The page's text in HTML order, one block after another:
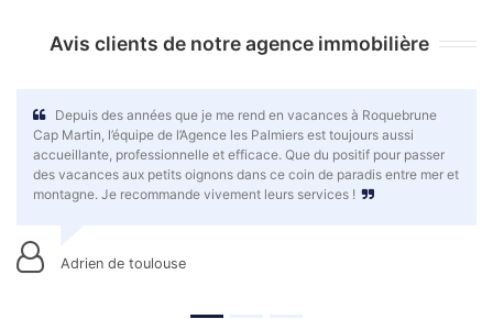
Avis clients de notre agence immobilière
Depuis des années que je me rend en vacances à Roquebrune
Cap Martin, l’équipe de l’Agence les Palmiers est toujours aussi
accueillante, professionnelle et efficace. Que du positif pour passer
des vacances aux petits oignons dans ce coin de paradis entre mer et
montagne. Je recommande vivement leurs services !
Adrien de toulouse